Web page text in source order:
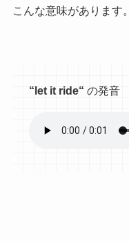
こんな意味があります。
“ let it ride“ の発音